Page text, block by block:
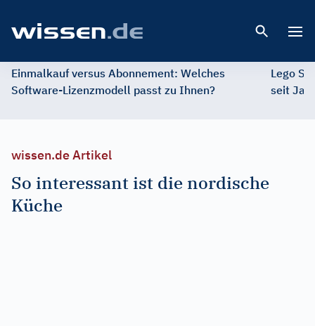
Einmalkauf versus Abonnement: Welches
Software-Lizenzmodell passt zu Ihnen?
Lego
seit
wissen.de Artikel
So interessant ist die nordische
Küche